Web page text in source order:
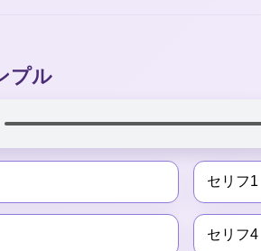
プル
セリフ1
セリフ4